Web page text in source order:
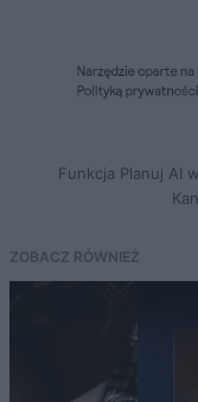
Funkcja Planuj AI
ZOBACZ RÓWNIEŻ